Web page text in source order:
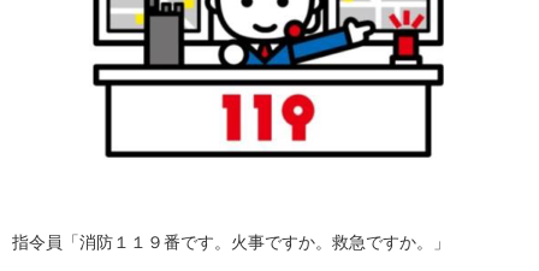
指令員「消防１１９番です。火事ですか。救急ですか。」